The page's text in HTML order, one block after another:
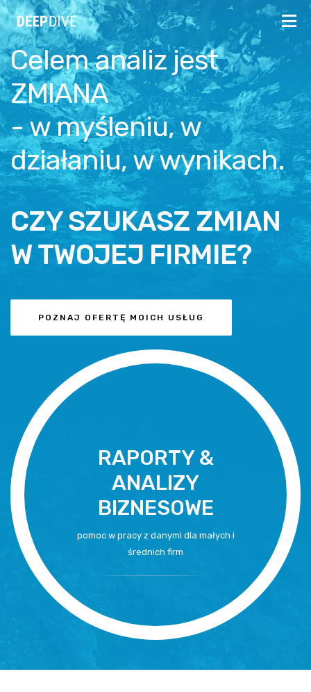
Celem analiz jest
ZMIANA
- w myśleniu, w
działaniu, w wynikach.
CZY SZUKASZ ZMIAN
W TWOJEJ FIRMIE?
POZNAJ OFERTĘ MOICH USŁUG
RAPORTY &
ANALIZY
BIZNESOWE
pomoc w pracy z danymi dla małych i
średnich firm